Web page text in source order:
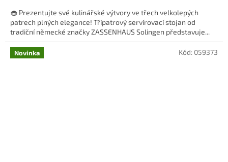
z
5
hvězdiček.
🧁 Prezentujte své kulinářské výtvory ve třech velkolepých
patrech plných elegance! Třípatrový servírovací stojan od
tradiční německé značky ZASSENHAUS Solingen představuje...
Novinka Kód: 059373